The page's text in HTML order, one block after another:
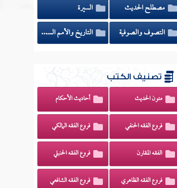
مصطلح الحديث
السيرة
التصوف والصوفية
التاريخ والأمم السابقة
تصنيف الكتب
متون الحديث أحاديث الأحكام
فروع الفقه الحنفي فروع الفقه المالكي
الفقه المقارن فروع الفقه الحنبلي
فروع الفقه الظاهري فروع الفقه الشافعي